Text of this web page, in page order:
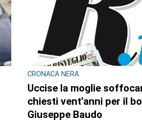
CRONACA NERA
Uccise la moglie
chiesti vent’anni per il
Giuseppe Baudo